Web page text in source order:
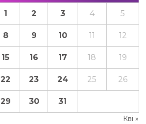
Кві »
1 2 3 4 5
8 9 10 11 12
15 16 17 18 19
22 23 24 25 26
29 30 31